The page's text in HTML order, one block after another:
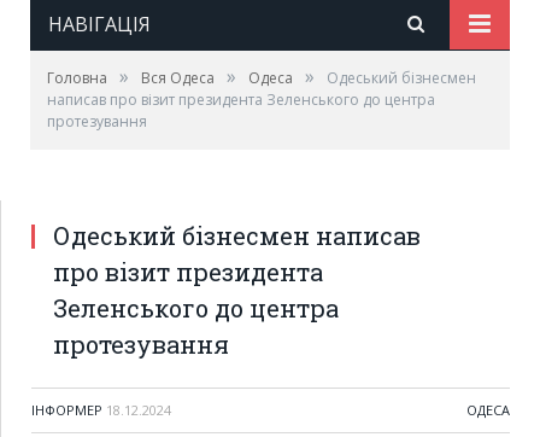
НАВІГАЦІЯ
Головна » Вся Одеса » Одеса »
Одеський бізнесмен
написав про візит президента Зеленського до центра
протезування
Одеський бізнесмен написав
про візит президента
Зеленського до центра
протезування
ІНФОРМЕР 18.12.2024 ОДЕСА